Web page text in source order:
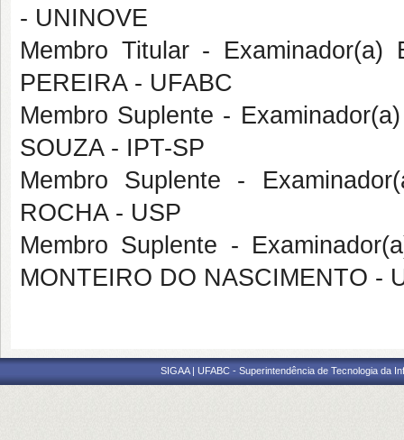
- UNINOVE
Membro Titular -
PEREIRA - UFABC
Membro Suplente -
SOUZA - IPT-SP
Membro Suplente -
ROCHA - USP
Membro Suplente -
MONTEIRO DO NASCIMENTO -
SIGAA | UFABC - Superintendência de Tecnologia da